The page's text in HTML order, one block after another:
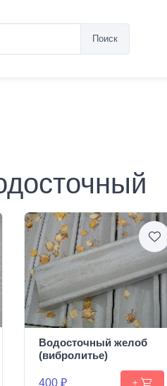
Поиск
Водосточный желоб
(вибролитье)
400 ₽ +